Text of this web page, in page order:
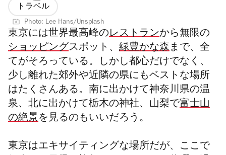
トラベル
Photo: Lee Hans/Unsplash
東京には世界最高峰のレストランから無限の
ショッピングスポット 、 緑豊かな森まで、全
てがそろっている。しかし都心だけでなく、
少し離れた郊外や近隣の県にもベストな場所
はたくさんある。南に出かけて神奈川県の温
泉、北に出かけて栃木の神社、山梨で富士山
の絶景を見るのもいいだろう。
東京はエキサイティングな場所だが、ここで